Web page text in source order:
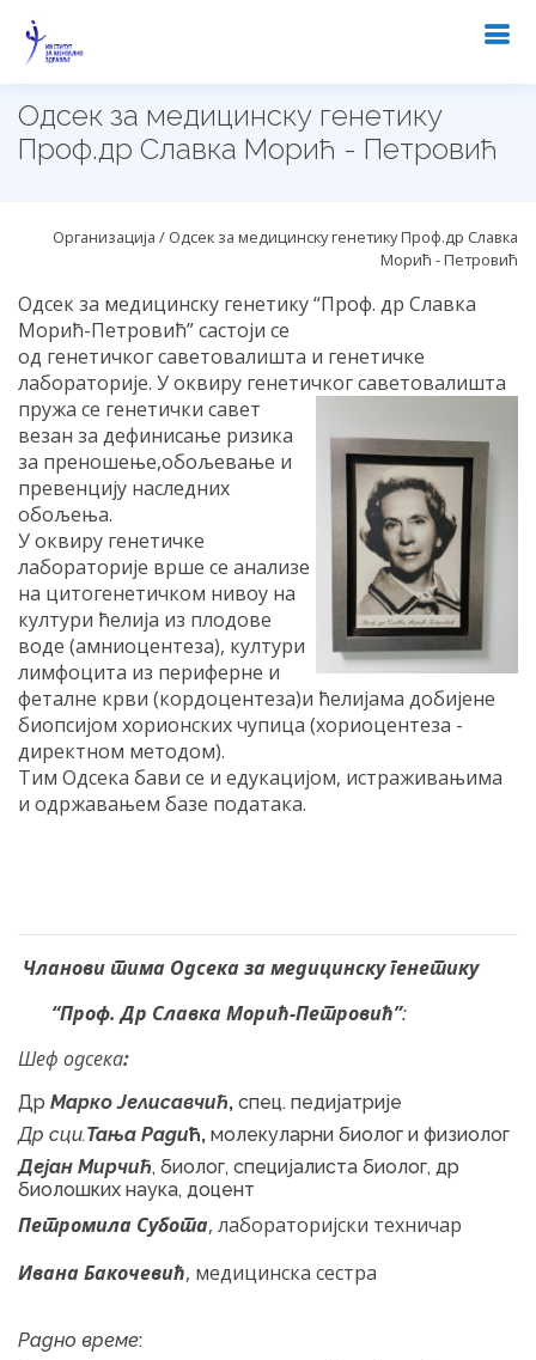
Одсек за медицинску генетику
Проф.др Славка Морић - Петровић
Организација / Одсек за медицинску генетику Проф.др Славка
Морић - Петровић
Одсек за медицинску генетику “Проф. др Славка
Морић-Петровић” састоји се
од генетичког саветовалишта и генетичке
лабораторије. У оквиру генетичког саветовалишта
пружа се генетички савет
везан за дефинисање ризика
за преношење,обољевање и
превенцију наследних
обољења.
У оквиру генетичке
лабораторије врше се анализе
на цитогенетичком нивоу на
култури ћелија из плодове
воде (амниоцентеза), култури
лимфоцита из периферне и
феталне крви (кордоцентеза)и ћелијама добијене
биопсијом хорионских чупица (хориоцентеза -
директном методом).
Тим Одсека бави се и едукацијом, истраживањима
и одржавањем базе података.
Чланови тима Одсека за медицинску генетику
“Проф. Др Славка Морић-Петровић”:
Шеф одсека:
Др Марко Јелисавчић, спец. педијатрије
Др сци.Тања Радић, молекуларни биолог и физиолог
Дејан Мирчић, биолог, специјалиста биолог, др
биолошких наука, доцент
Петромила Субота, лабораторијски техничар
Ивана Бакочевић, медицинска сестра
Радно време: